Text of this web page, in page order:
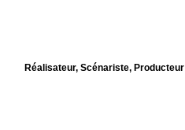
Réalisateur, Scénariste, Producteur